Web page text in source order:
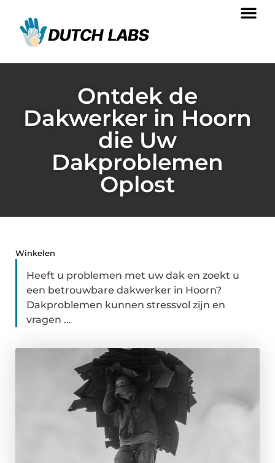
Ontdek de
Dakwerker in Hoorn
die Uw
Dakproblemen
Oplost
Winkelen
Heeft u problemen met uw dak en zoekt u
een betrouwbare dakwerker in Hoorn?
Dakproblemen kunnen stressvol zijn en
vragen ...